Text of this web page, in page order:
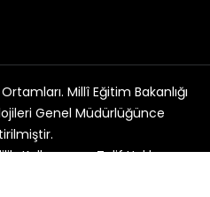
Millî Eğitim Bakanlığı
Genel Müdürlüğünce
Kullanım ve Telif Hakları